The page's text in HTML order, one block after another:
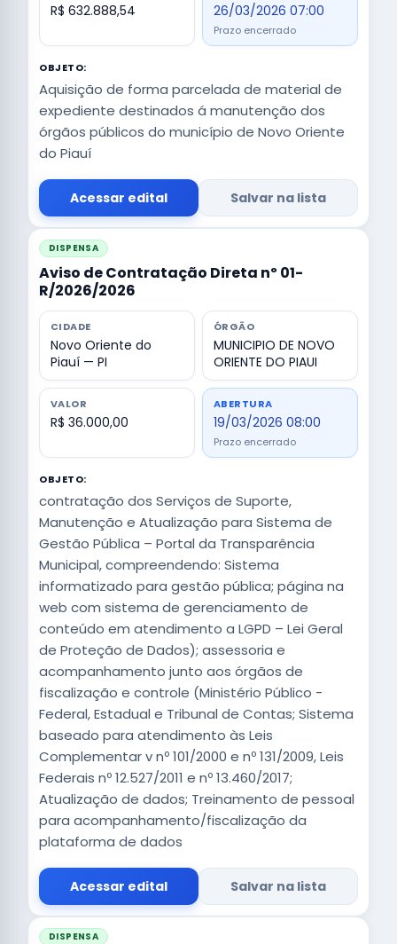
R$ 632.888,54 26/03/2026 07:00
Prazo encerrado
OBJETO:
Aquisição de forma parcelada de material de
expediente destinados á manutenção dos
órgãos públicos do município de Novo Oriente
do Piauí
Acessar edital Salvar na lista
DISPENSA
Aviso de Contratação Direta nº 01-
R/2026/2026
CIDADE
Novo Oriente do
Piauí — PI
ÓRGÃO
MUNICIPIO DE NOVO
ORIENTE DO PIAUI
VALOR
R$ 36.000,00
ABERTURA
19/03/2026 08:00
Prazo encerrado
OBJETO:
contratação dos Serviços de Suporte,
Manutenção e Atualização para Sistema de
Gestão Pública – Portal da Transparência
Municipal, compreendendo: Sistema
informatizado para gestão pública; página na
web com sistema de gerenciamento de
conteúdo em atendimento a LGPD – Lei Geral
de Proteção de Dados); assessoria e
acompanhamento junto aos órgãos de
fiscalização e controle (Ministério Público -
Federal, Estadual e Tribunal de Contas; Sistema
baseado para atendimento às Leis
Complementar v nº 101/2000 e nº 131/2009, Leis
Federais nº 12.527/2011 e nº 13.460/2017;
Atualização de dados; Treinamento de pessoal
para acompanhamento/fiscalização da
plataforma de dados
Acessar edital Salvar na lista
DISPENSA